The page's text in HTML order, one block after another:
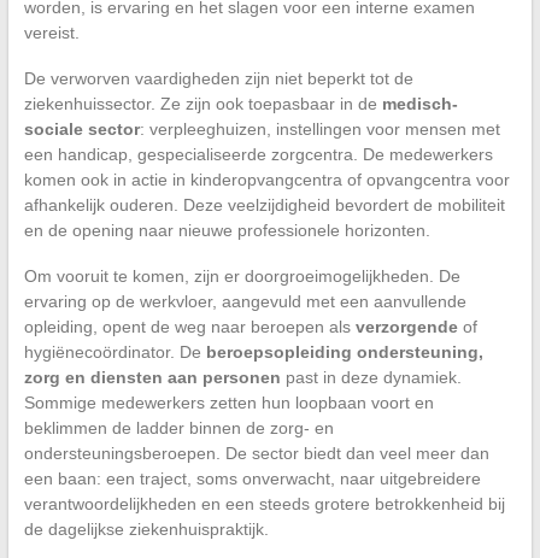
worden, is ervaring en het slagen voor een interne examen
vereist.
De verworven vaardigheden zijn niet beperkt tot de
ziekenhuissector. Ze zijn ook toepasbaar in de medisch-
sociale sector: verpleeghuizen, instellingen voor mensen met
een handicap, gespecialiseerde zorgcentra. De medewerkers
komen ook in actie in kinderopvangcentra of opvangcentra voor
afhankelijk ouderen. Deze veelzijdigheid bevordert de mobiliteit
en de opening naar nieuwe professionele horizonten.
Om vooruit te komen, zijn er doorgroeimogelijkheden. De
ervaring op de werkvloer, aangevuld met een aanvullende
opleiding, opent de weg naar beroepen als verzorgendeof
hygiënecoördinator. De beroepsopleiding ondersteuning,
zorg en diensten aan personen past in deze dynamiek.
Sommige medewerkers zetten hun loopbaan voort en
beklimmen de ladder binnen de zorg- en
ondersteuningsberoepen. De sector biedt dan veel meer dan
een baan: een traject, soms onverwacht, naar uitgebreidere
verantwoordelijkheden en een steeds grotere betrokkenheid bij
de dagelijkse ziekenhuispraktijk.